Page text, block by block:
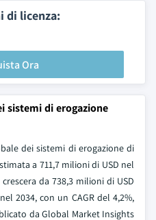
di licenza:
Ora
sistemi di erogazione
dei sistemi di erogazione di
a 711,7 milioni di USD nel
da 738,3 milioni di USD
2034, con un CAGR del 4,2%,
da Global Market Insights